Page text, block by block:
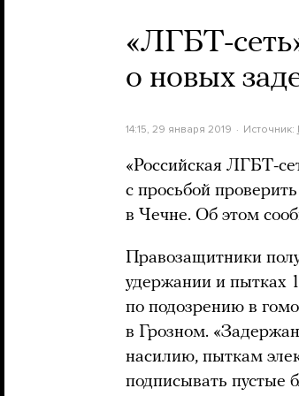
«ЛГБТ-
о новых
14:15, 29 января 2019 Источник:
«Российская ЛГБТ-
с просьбой
в Чечне. Об этом
Правозащитники
удержании и пытках
по подозрению в
в Грозном.
насилию, пыткам
подписывать пустые